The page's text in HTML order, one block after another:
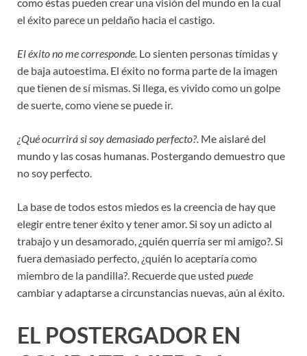
el éxito parece un peldaño hacia el castigo.
El éxito no me corresponde. Lo sienten personas tímidas y
de baja autoestima. El éxito no forma parte de la imagen
que tienen de sí mismas. Si llega, es vivido como un golpe
de suerte, como viene se puede ir.
¿Qué ocurrirá si soy demasiado perfecto?. Me aislaré del
mundo y las cosas humanas. Postergando demuestro que
no soy perfecto.
La base de todos estos miedos es la creencia de hay que
elegir entre tener éxito y tener amor. Si soy un adicto al
trabajo y un desamorado, ¿quién querría ser mi amigo?. Si
fuera demasiado perfecto, ¿quién lo aceptaría como
miembro de la pandilla?. Recuerde que usted puede
cambiar y adaptarse a circunstancias nuevas, aún al éxito.
EL POSTERGADOR EN